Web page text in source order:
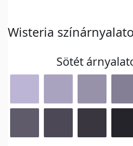
Wisteria
Sötét